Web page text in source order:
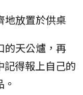
地放置於供桌
的天公爐，再
記得報上自己的